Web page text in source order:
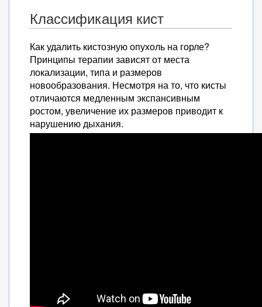
Классификация кист
Как удалить кистозную опухоль на горле?
Принципы терапии зависят от места
локализации, типа и размеров
новообразования. Несмотря на то, что кисты
отличаются медленным экспансивным
ростом, увеличение их размеров приводит к
нарушению дыхания.